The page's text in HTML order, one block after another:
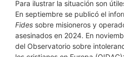
Para ilustrar la situación son
En septiembre se publicó el
Fides sobre misioneros y
asesinados en 2024. En
del Observatorio sobre